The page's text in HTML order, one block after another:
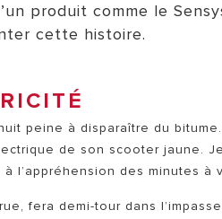
produit comme le
cette histoire.
peine à disparaître du
de son scooter jaune.
l’appréhension des minutes à
fera demi-tour dans